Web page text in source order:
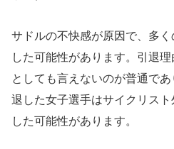
サドルの不快感が原因で、多
した可能性があります。引退
としても言えないのが普通であ
退した女子選手はサイクリス
した可能性があります。